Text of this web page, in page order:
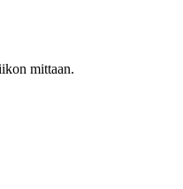
mittaan.